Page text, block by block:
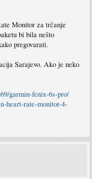
Monitor za trčanje
bi bila nešto
pregovarati.
Sarajevo. Ako je neko
garmin-fenix-6s-pro/
heart-rate-monitor-4-